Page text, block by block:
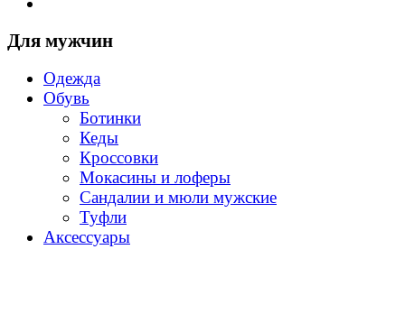
Для мужчин
Одежда
Обувь
Ботинки
Кеды
Кроссовки
Мокасины и лоферы
Сандалии и мюли мужские
Туфли
Аксессуары